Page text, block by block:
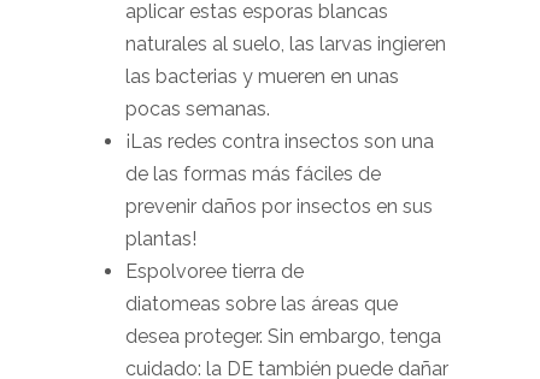
aplicar estas esporas blancas
naturales al suelo, las larvas ingieren
las bacterias y mueren en unas
pocas semanas.
¡Las redes contra insectos son una
de las formas más fáciles de
prevenir daños por insectos en sus
plantas!
Espolvoree tierra de
diatomeas sobre las áreas que
desea proteger. Sin embargo, tenga
cuidado: la DE también puede dañar